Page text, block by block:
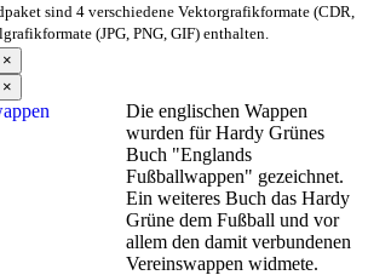
sind 4 verschiedene Vektorgrafikformate (CDR,
(JPG, PNG, GIF) enthalten.
×
×
Die englischen Wappen
wurden für Hardy Grünes
Buch "Englands
Fußballwappen" gezeichnet.
Ein weiteres Buch das Hardy
Grüne dem Fußball und vor
allem den damit verbundenen
Vereinswappen widmete.